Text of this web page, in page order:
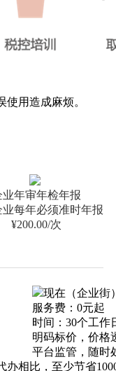
用造成麻烦。
业年审年检年报
业每年必须准时年报
¥200.00/次
现在（企业街）
服务费： 0元起
时间： 30个工作
明码标价，价格
平台监管，随时
办相比，至少节省